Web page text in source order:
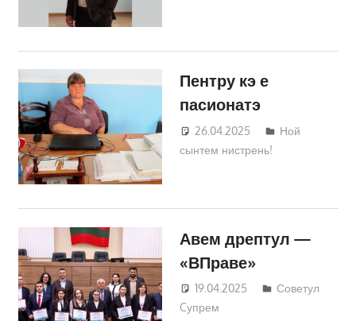
Пентру кэ е
пасионатэ
26.04.2025
Татьяна
Трифонова
Ной
сынтем нистрень!
Авем дрептул —
«ВПраве»
19.04.2025
Татьяна
Советул
Cупрем